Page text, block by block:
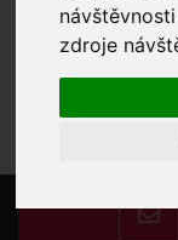
zdroje